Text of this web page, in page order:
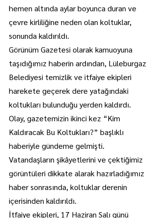
hemen altında aylar boyunca duran ve
çevre kirliliğine neden olan koltuklar,
sonunda kaldırıldı.
Görünüm Gazetesi olarak kamuoyuna
taşıdığımız haberin ardından, Lüleburgaz
Belediyesi temizlik ve itfaiye ekipleri
harekete geçerek dere yatağındaki
koltukları bulunduğu yerden kaldırdı.
Olay, gazetemizin ikinci kez “Kim
Kaldıracak Bu Koltukları?” başlıklı
haberiyle gündeme gelmişti.
Vatandaşların şikâyetlerini ve çektiğimiz
görüntüleri dikkate alarak hazırladığımız
haber sonrasında, koltuklar derenin
içerisinden kaldırıldı.
İtfaiye ekipleri, 17 Haziran Salı günü